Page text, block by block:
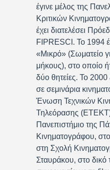
έγινε μέλος της
Κριτικών
έχει διατελέσει
FIPRESCI. Το 1994
«Μικρό» (Σωματείο
μήκους), στο οποίο
δύο θητείες. Το 2000
σε σεμινάρια
Ένωση Τεχνικών
Τηλεόρασης
Πανεπιστήμιο της
Κινηματογράφου,
στη Σχολή
Σταυράκου, στο δικό